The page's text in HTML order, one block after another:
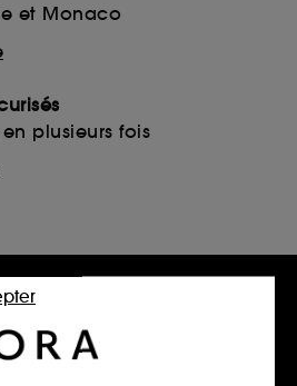
et Monaco
plusieurs fois
article
DES OFFRES